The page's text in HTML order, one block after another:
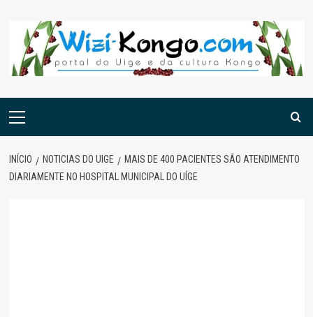
content
Menu
INÍCIO NOTICIAS DO UIGE
MAIS DE 400 PACIENTES SÃO ATENDIMENTO
DIARIAMENTE NO HOSPITAL MUNICIPAL DO UÍGE